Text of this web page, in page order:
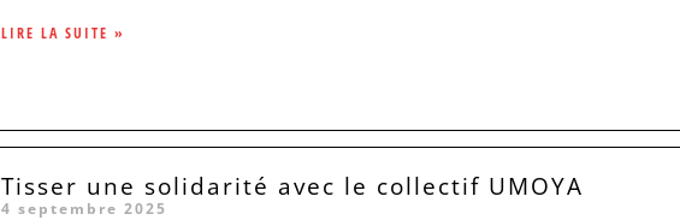
LIRE LA SUITE »
Tisser une solidarité avec le collectif UMOYA
4 septembre 2025